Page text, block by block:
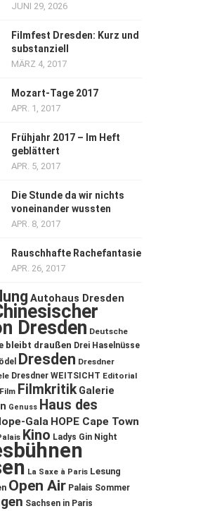
JUNI 29, 2026
Filmfest Dresden: Kurz und
substanziell
MÄRZ 4, 2017
Mozart-Tage 2017
APR. 1, 2017
Frühjahr 2017 – Im Heft
geblättert
APR. 5, 2017
Die Stunde da wir nichts
voneinander wussten
APR. 8, 2017
Rauschhafte Rachefantasie
APR. 26, 2017
Autohaus Dresden
Dresden Deutsche
bleibt draußen Drei Haselnüsse
Dresden Dresdner
Dresdner WEITSICHT Editorial
Film Filmkritik Galerie
Genuss Haus des
Gala HOPE Cape Town
Kino Ladys Gin Night
La Saxe à Paris Lesung
Open Air Palais Sommer
Sachsen in Paris